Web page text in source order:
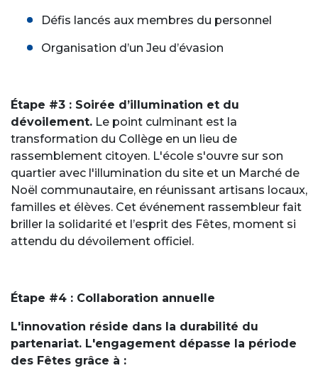
Défis lancés aux membres du personnel
Organisation d’un Jeu d’évasion
Étape #3 : Soirée d’illumination et du
dévoilement. Le point culminant est la
transformation du Collège en un lieu de
rassemblement citoyen. L'école s'ouvre sur son
quartier avec l'illumination du site et un Marché de
Noël communautaire, en réunissant artisans locaux,
familles et élèves. Cet événement rassembleur fait
briller la solidarité et l’esprit des Fêtes, moment si
attendu du dévoilement officiel.
Étape #4 : Collaboration annuelle
L'innovation réside dans la durabilité du
partenariat. L'engagement dépasse la période
des Fêtes grâce à :